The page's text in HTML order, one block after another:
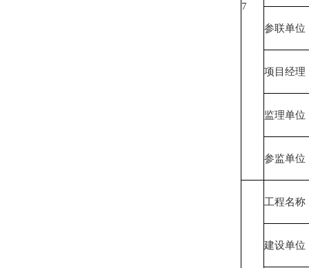
7
参联单位
项目经理
监理单位
参监单位
工程名称
建设单位